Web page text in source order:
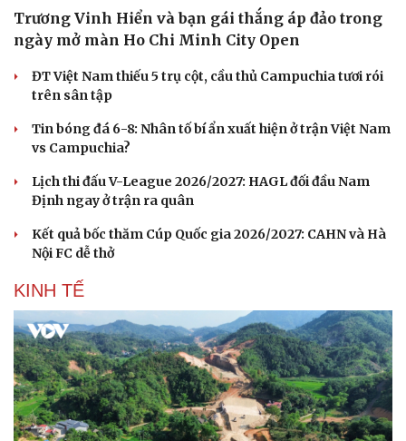
Trương Vinh Hiển và bạn gái thắng áp đảo trong
ngày mở màn Ho Chi Minh City Open
ĐT Việt Nam thiếu 5 trụ cột, cầu thủ Campuchia tươi rói
trên sân tập
Tin bóng đá 6-8: Nhân tố bí ẩn xuất hiện ở trận Việt Nam
vs Campuchia?
Lịch thi đấu V-League 2026/2027: HAGL đối đầu Nam
Định ngay ở trận ra quân
Kết quả bốc thăm Cúp Quốc gia 2026/2027: CAHN và Hà
Nội FC dễ thở
KINH TẾ